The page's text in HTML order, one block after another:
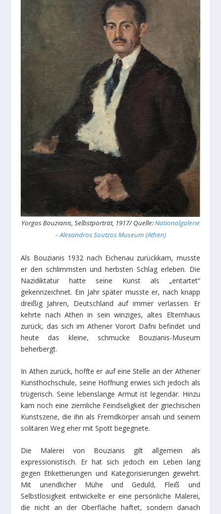
Yorgos Bouzianis, Selbstporträt, 1917/ Quelle:Nationalgalerie
– Alexandros Soutzos Museum (Athen)
Als Bouzianis 1932 nach Eichenau zurückkam, musste
er den schlimmsten und herbsten Schlag erleben. Die
Nazidiktatur hatte seine Kunst als „entartet“
gekennzeichnet. Ein Jahr später musste er, nach knapp
dreißig Jahren, Deutschland auf immer verlassen. Er
kehrte nach Athen in sein winziges, altes Elternhaus
zurück, das sich im Athener Vorort Dafni befindet und
heute das kleine, schmucke Bouzianis-Museum
beherbergt.
In Athen zurück, hoffte er auf eine Stelle an der Athener
Kunsthochschule, seine Hoffnung erwies sich jedoch als
trügerisch. Seine lebenslange Armut ist legendär. Hinzu
kam noch eine ziemliche Feindseligkeit der griechischen
Kunstszene, die ihn als Fremdkörper ansah und seinem
solitären Weg eher mit Spott begegnete.
Die Malerei von Bouzianis gilt allgemein als
expressionistisch. Er hat sich jedoch ein Leben lang
gegen Etikettierungen und Kategorisierungen gewehrt.
Mit unendlicher Mühe und Geduld, Fleiß und
Selbstlosigkeit entwickelte er eine persönliche Malerei,
die nicht an der Oberfläche haftet, sondern danach